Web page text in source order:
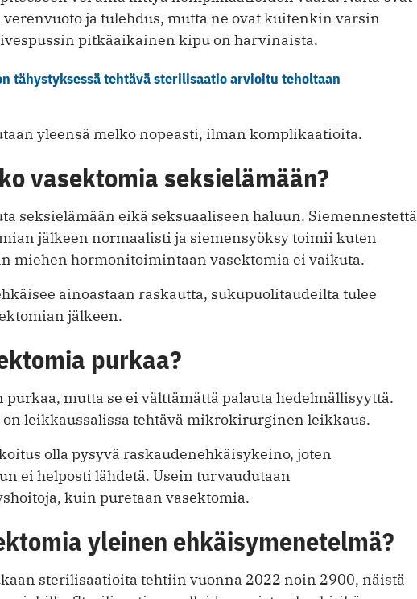
ja tulehdus, mutta ne ovat kuitenkin varsin
pitkäaikainen kipu on harvinaista.
tähystyksessä tehtävä sterilisaatio arvioitu teholtaan
yleensä melko nopeasti, ilman komplikaatioita.
vasektomia seksielämään?
seksielämään eikä seksuaaliseen haluun. Siemennestettä
jälkeen normaalisti ja siemensyöksy toimii kuten
miehen hormonitoimintaan vasektomia ei vaikuta.
ainoastaan raskautta, sukupuolitaudeilta tulee
jälkeen.
purkaa?
purkaa, mutta se ei välttämättä palauta hedelmällisyyttä.
leikkaussalissa tehtävä mikrokirurginen leikkaus.
olla pysyvä raskaudenehkäisykeino, joten
ei helposti lähdetä. Usein turvaudutaan
kuin puretaan vasektomia.
yleinen ehkäisymenetelmä?
sterilisaatioita tehtiin vuonna 2022 noin 2900, näistä